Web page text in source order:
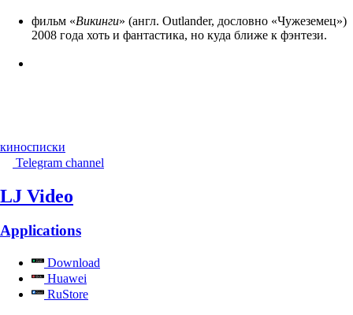
фильм «Викинги» (англ. Outlander, дословно «Чужеземец»)
2008 года хоть и фантастика, но куда ближе к фэнтези.
киносписки
Telegram channel
LJ Video
Applications
Download
Huawei
RuStore